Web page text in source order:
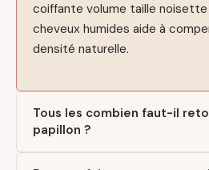
coiffante volume taille noisette
cheveux humides aide à
densité naturelle.
Tous les combien faut-il
papillon ?